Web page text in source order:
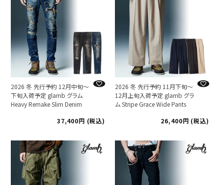
2026 冬 先行予約 12月中旬～
下旬入荷予定 glamb グラム
Heavy Remake Slim Denim
37,400
税込
2026 冬 先行予約 11月下旬～
12月上旬入荷予定 glamb グラ
ム Stripe Grace Wide Pants
26,400
税込